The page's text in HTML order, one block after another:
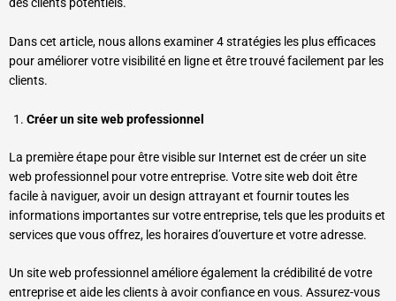
des clients potentiels.
Dans cet article, nous allons examiner 4 stratégies les plus efficaces
pour améliorer votre visibilité en ligne et être trouvé facilement par les
clients.
Créer un site web professionnel
La première étape pour être visible sur Internet est de créer un site
web professionnel pour votre entreprise. Votre site web doit être
facile à naviguer, avoir un design attrayant et fournir toutes les
informations importantes sur votre entreprise, tels que les produits et
services que vous offrez, les horaires d’ouverture et votre adresse.
Un site web professionnel améliore également la crédibilité de votre
entreprise et aide les clients à avoir confiance en vous. Assurez-vous